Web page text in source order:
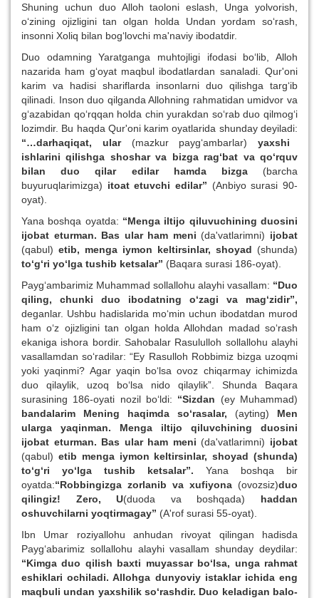
Shuning uchun duo Alloh taoloni eslash, Unga yolvorish,
o‘zining ojizligini tan olgan holda Undan yordam so‘rash,
insonni Xoliq bilan bog‘lovchi ma'naviy ibodatdir.
Duo odamning Yaratganga muhtojligi ifodasi bo‘lib, Alloh
nazarida ham g‘oyat maqbul ibodatlardan sanaladi. Qur'oni
karim va hadisi shariflarda insonlarni duo qilishga targ‘ib
qilinadi. Inson duo qilganda Allohning rahmatidan umidvor va
g‘azabidan qo‘rqqan holda chin yurakdan so‘rab duo qilmog‘i
lozimdir. Bu haqda Qur'oni karim oyatlarida shunday deyiladi:
“…darhaqiqat, ular(mazkur payg‘ambarlar)yaxshi
ishlarini qilishga shoshar va bizga rag‘bat va qo‘rquv
bilan duo qilar edilar hamda bizga(barcha
buyuruqlarimizga) itoat etuvchi edilar” (Anbiyo surasi 90-
oyat).
Yana boshqa oyatda: “Menga iltijo qiluvuchining duosini
ijobat eturman. Bas ular ham meni (da'vatlarimni) ijobat
(qabul) etib, menga iymon keltirsinlar, shoyad (shunda)
to‘g‘ri yo‘lga tushib ketsalar” (Baqara surasi 186-oyat).
Payg‘ambarimiz Muhammad sollallohu alayhi vasallam: “Duo
qiling, chunki duo ibodatning o‘zagi va mag‘zidir”,
deganlar. Ushbu hadislarida mo‘min uchun ibodatdan murod
ham o‘z ojizligini tan olgan holda Allohdan madad so‘rash
ekaniga ishora bordir. Sahobalar Rasululloh sollallohu alayhi
vasallamdan so‘radilar: “Ey Rasulloh Robbimiz bizga uzoqmi
yoki yaqinmi? Agar yaqin bo‘lsa ovoz chiqarmay ichimizda
duo qilaylik, uzoq bo‘lsa nido qilaylik”. Shunda Baqara
surasining 186-oyati nozil bo‘ldi: “Sizdan (ey Muhammad)
bandalarim Mening haqimda so‘rasalar, (ayting) Men
ularga yaqinman. Menga iltijo qiluvchining duosini
ijobat eturman. Bas ular ham meni (da'vatlarimni) ijobat
(qabul) etib menga iymon keltirsinlar, shoyad (shunda)
to‘g‘ri yo‘lga tushib ketsalar”.
Yana boshqa bir
oyatda:“Robbingizga zorlanib va xufiyona (ovozsiz)duo
qilingiz! Zero, U(duoda va boshqada) haddan
oshuvchilarni yoqtirmagay” (A'rof surasi 55-oyat).
Ibn Umar roziyallohu anhudan rivoyat qilingan hadisda
Payg‘abarimiz sollallohu alayhi vasallam shunday deydilar:
“Kimga duo qilish baxti muyassar bo‘lsa, unga rahmat
eshiklari ochiladi.Allohga dunyoviy istaklar ichida eng
maqbuli undan yaxshilik so‘rashdir. Duo keladigan balo-